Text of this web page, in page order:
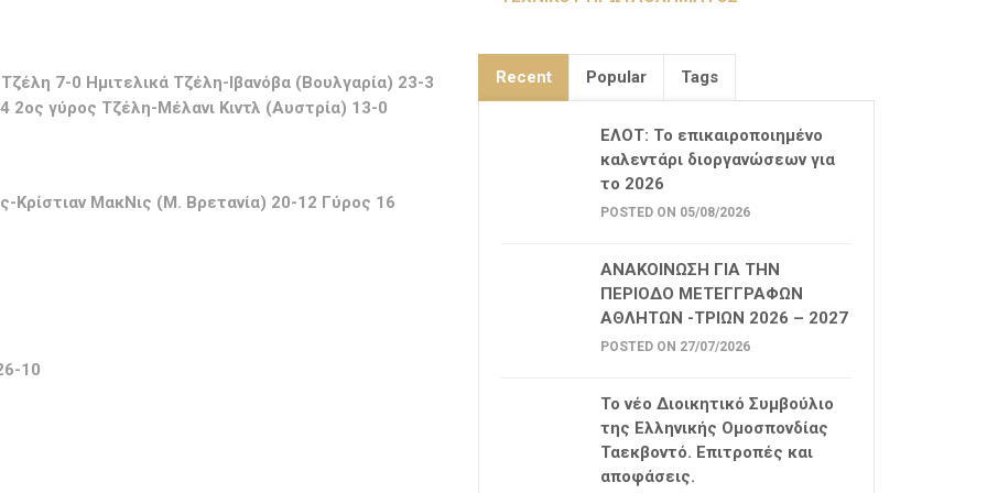
7-0 Ημιτελικά Τζέλη-Ιβανόβα (Βουλγαρία) 23-3
2ος γύρος Τζέλη-Μέλανι Κιντλ (Αυστρία) 13-0
Κρίστιαν ΜακΝις (Μ. Βρετανία) 20-12 Γύρος 16
10
Recent Popular Tags
ΕΛΟΤ: Το επικαιροποιημένο
καλεντάρι διοργανώσεων για
το 2026
POSTED ON 05/08/2026
ΑΝΑΚΟΙΝΩΣΗ ΓΙΑ ΤΗΝ
ΠΕΡΙΟΔΟ ΜΕΤΕΓΓΡΑΦΩΝ
ΑΘΛΗΤΩΝ -ΤΡΙΩΝ 2026 – 2027
POSTED ON 27/07/2026
Το νέο Διοικητικό Συμβούλιο
της Ελληνικής Ομοσπονδίας
Ταεκβοντό. Επιτροπές και
αποφάσεις.